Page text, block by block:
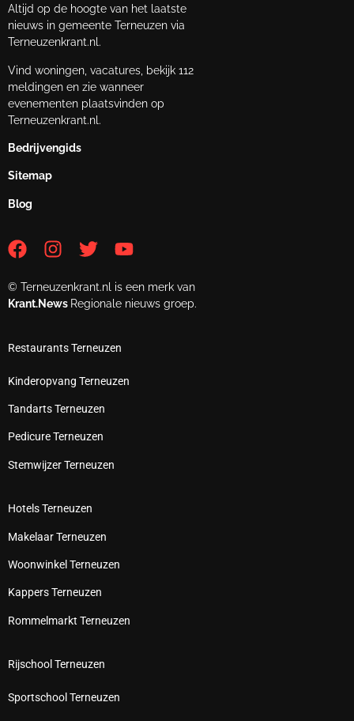
Altijd op de hoogte van het laatste
nieuws in gemeente Terneuzen via
Terneuzenkrant.nl.
Vind woningen, vacatures, bekijk 112
meldingen en zie wanneer
evenementen plaatsvinden op
Terneuzenkrant.nl.
Bedrijvengids
Sitemap
Blog
© Terneuzenkrant.nl is een merk van
Krant.News Regionale nieuws groep.
Restaurants Terneuzen
Kinderopvang Terneuzen
Tandarts Terneuzen
Pedicure Terneuzen
Stemwijzer Terneuzen
Hotels Terneuzen
Makelaar Terneuzen
Woonwinkel Terneuzen
Kappers Terneuzen
Rommelmarkt Terneuzen
Rijschool Terneuzen
Sportschool Terneuzen